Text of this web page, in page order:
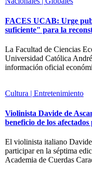
FACES UCAB: Urge
suficiente" para la
La Facultad de Ciencias
Universidad Católica
información oficial
Cultura | Entretenimiento
Violinista Davide de
beneficio de los
El violinista italiano Davide
participar en la séptima
Academia de Cuerdas